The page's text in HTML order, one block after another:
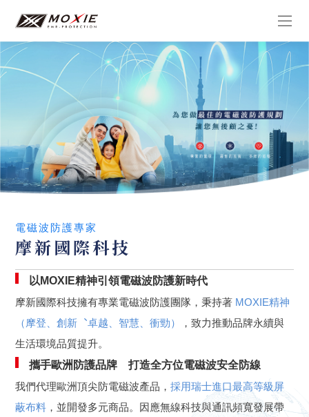
電磁波防護專家
摩新國際科技
以MOXIE精神引領電磁波防護新時代
摩新國際科技擁有專業電磁波防護團隊，秉持著 MOXIE精神
（摩登、創新︑卓越、智慧、衝勁）
，致力推動品牌永續與
生活環境品質提升。
攜手歐洲防護品牌 打造全方位電磁波安全防線
我們代理歐洲頂尖防電磁波產品，採用瑞士進口最高等級屏
蔽布料 ，並開發多元商品。因應無線科技與通訊頻寬發展帶